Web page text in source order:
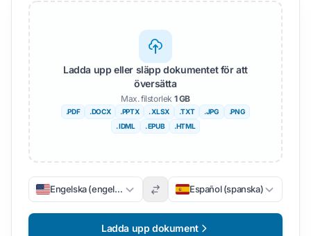
Ladda upp eller släpp dokumentet för att
översätta
Max. filstorlek 1 GB
.PDF .DOCX .PPTX . XLSX .TXT .JPG
.PNG
. IDML
. EPUB .HTML
Engelska (engelska) Español (spanska)
Ladda upp dokument